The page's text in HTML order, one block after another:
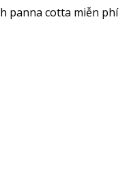
panna cotta miễn phí